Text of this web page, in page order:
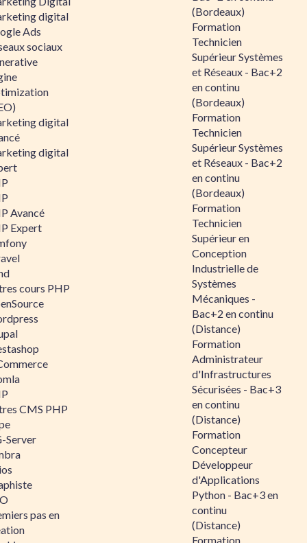
digital
Ads
sociaux
digital
digital
Avancé
Expert
cours PHP
CMS PHP
Server
pas en
(Bordeaux)
Formation
Technicien
Supérieur Systèmes
et Réseaux - Bac+2
en continu
(Bordeaux)
Formation
Technicien
Supérieur Systèmes
et Réseaux - Bac+2
en continu
(Bordeaux)
Formation
Technicien
Supérieur en
Conception
Industrielle de
Systèmes
Mécaniques -
Bac+2 en continu
(Distance)
Formation
Administrateur
d'Infrastructures
Sécurisées - Bac+3
en continu
(Distance)
Formation
Concepteur
Développeur
d'Applications
Python - Bac+3 en
continu
(Distance)
Formation